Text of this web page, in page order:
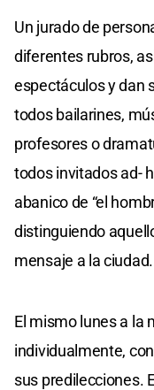
Un jurado de
diferentes rubros,
espectáculos y dan
todos bailarines,
profesores o
todos invitados ad-
abanico de “el
distinguiendo
mensaje a la
El mismo lunes a la
individualmente,
sus predilecciones.